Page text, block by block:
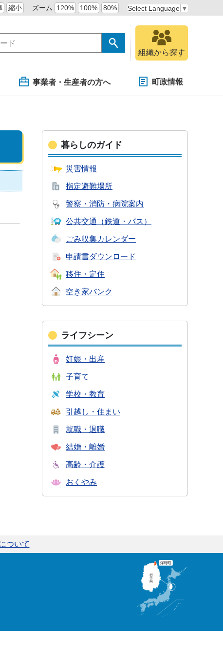
縮小 ズーム 120% 100% 80% Select Language ▼
組織から探す
事業者・生産者の方へ 町政情報
暮らしのガイド
災害情報
指定避難場所
警察・消防・ 病院案内
公共交通 （鉄道・バス）
ごみ収集カレンダー
申請書ダウンロード
移住・定住
空き家バンク
ライフシーン
妊娠・出産
子育て
学校・教育
引越し・住まい
就職・退職
結婚・離婚
高齢・介護
おくやみ
ついて